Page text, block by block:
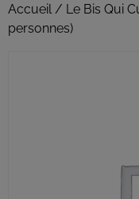
Accueil/ Le Bis Qui
personnes)